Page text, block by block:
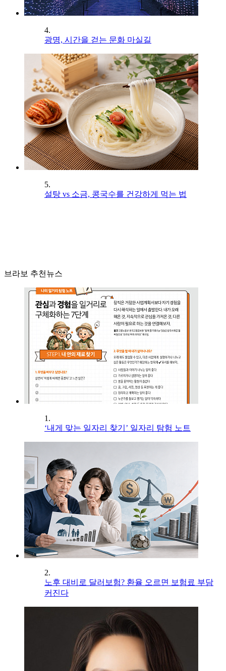
4.
광명, 시간을 걷는 문화 마실길
5.
설탕 vs 소금, 콩국수를 건강하게 먹는 법
브라보 추천뉴스
1.
‘내게 맞는 일자리 찾기’ 일자리 탐험 노트
2.
노후 대비로 달러보험? 환율 오르면 보험료 부담
커진다